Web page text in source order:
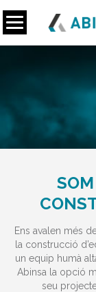
Ens avalen més
la construcció
un equip humà
Abinsa la opció
seu